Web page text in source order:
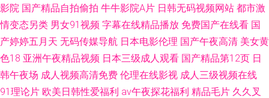
影院 国产精品自拍偷拍 牛牛影院A片 日韩无码视频网站 都市激
情变态另类 男女91视频 字幕在线精品播放 免费国产在线看 国
产婷婷五月天 无码传媒导航 日本电影伦理 国产午夜高清 美女黄
色18 亚洲午夜精品视频 日本三级成人观看 国产精品第12页 日
韩午夜场 成人视频高清免费 伦理在线影视 成人三级视频在线
91理论片 欧美日韩性爱福利 av午夜探花福利 精品毛片 久久叉